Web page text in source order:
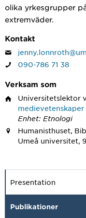
olika yrkesgrupper
extremväder.
Kontakt
090-786 71 38
Verksam som
Universitetslektor
medievetenskaper
Enhet: Etnologi
Humanisthuset,
Umeå universitet,
Presentation
Publikationer